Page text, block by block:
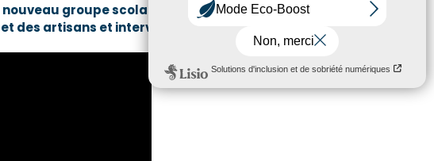
groupe scolaire à Jougne en s'appuyant sur une
des artisans et intervenants locaux.